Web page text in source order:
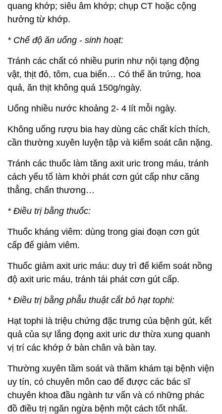
quang khớp; siêu âm khớp; chụp CT hoặc cộng
hưởng từ khớp.
* Chế độ ăn uống - sinh hoạt:
Tránh các chất có nhiều purin như nội tạng động
vật, thịt đỏ, tôm, cua biển… Có thể ăn trứng, hoa
quả, ăn thịt không quá 150g/ngày.
Uống nhiều nước khoảng 2- 4 lít mỗi ngày.
Không uống rượu bia hay dùng các chất kích thích,
cần thường xuyên luyện tập và kiểm soát cân nặng.
Tránh các thuốc làm tăng axit uric trong máu, tránh
cách yếu tố làm khởi phát cơn gút cấp như căng
thẳng, chấn thương…
* Điều trị bằng thuốc:
Thuốc kháng viêm: dùng trong giai đoạn cơn gút
cấp để giảm viêm.
Thuốc giảm axit uric máu: duy trì để kiểm soát nồng
độ axit uric máu, tránh tái phát cơn gút cấp.
* Điều trị bằng phẫu thuật cắt bỏ hạt tophi:
Hạt tophi là triệu chứng đặc trưng của bệnh gút, kết
quả của sự lắng đọng axit uric dư thừa xung quanh
vị trí các khớp ở bàn chân và bàn tay.
Thường xuyên tầm soát và thăm khám tại bệnh viện
uy tín, có chuyên môn cao để được các bác sĩ
chuyên khoa đầu ngành tư vấn và có những phác
đồ điều trị ngăn ngừa bệnh một cách tốt nhất.